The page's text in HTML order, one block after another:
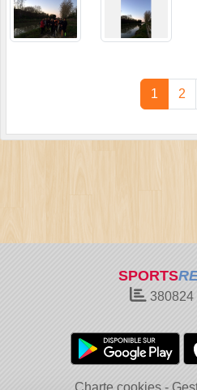
1 2
SPORTS
380824
Charte cookies